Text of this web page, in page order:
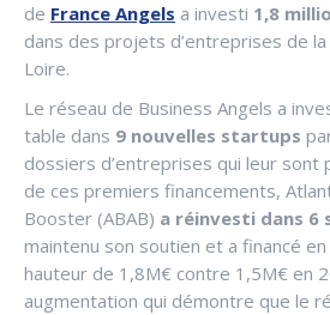
de France Angels a investi 1,8
dans des projets d’entreprises de
Loire.
Le réseau de Business Angels a
table dans 9 nouvelles startups
dossiers d’entreprises qui leur sont
de ces premiers financements,
Booster (ABAB) a réinvesti dans 6
maintenu son soutien et a financé
hauteur de 1,8M€ contre 1,5M€ en
augmentation qui démontre que le